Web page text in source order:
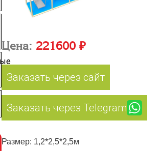
Цена: 221600 ₽
Заказать через сайт
Заказать через Telegram
Размер: 1,2*2,5*2,5м